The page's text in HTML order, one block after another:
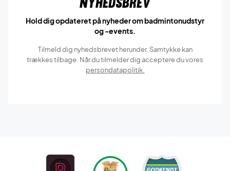
Hold dig opdateret på nyheder om badmintonudstyr
og -events.
Tilmeld dig nyhedsbrevet herunder. Samtykke kan
trækkes tilbage. Når du tilmelder dig acceptere du vores
persondatapolitik.